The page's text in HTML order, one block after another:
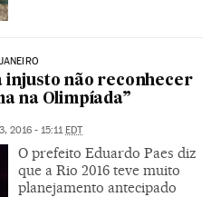
injusto não reconhecer
na Olimpíada”
2016 - 15:11EDT
O prefeito Eduardo Paes diz
que a Rio 2016 teve muito
planejamento antecipado